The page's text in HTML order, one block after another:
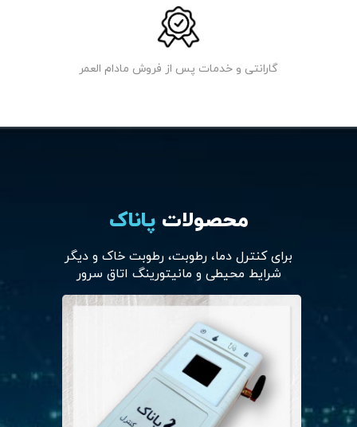
گارانتی و خدمات پس از فروش مادام العمر
محصولات پاناک
برای کنترل دما، رطوبت، رطوبت خاک و دیگر
شرایط محیطی و مانیتورینگ اتاق سرور